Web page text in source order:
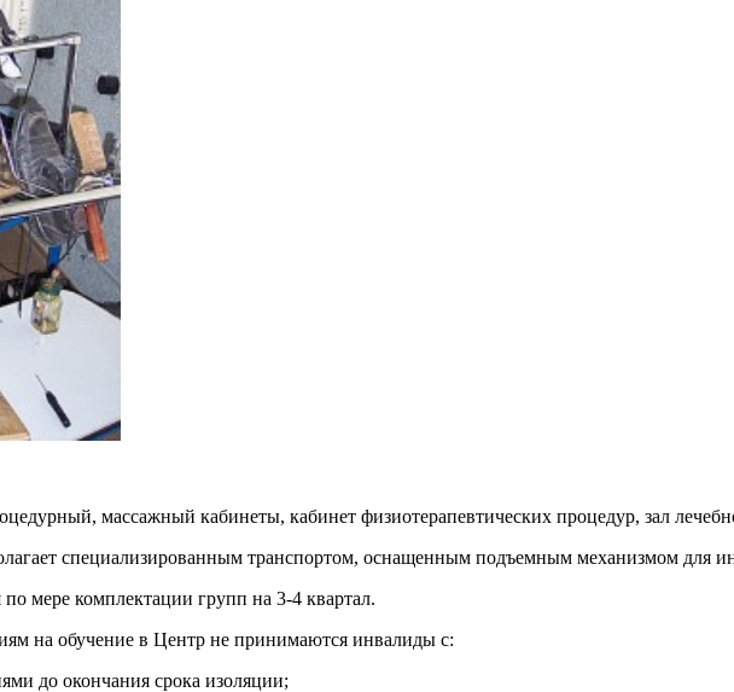
массажный кабинеты, кабинет физиотерапевтических процедур, зал
специализированным транспортом, оснащенным подъемным механизмом для
мере комплектации групп на 3-4 квартал.
на обучение в Центр не принимаются инвалиды с:
до окончания срока изоляции;